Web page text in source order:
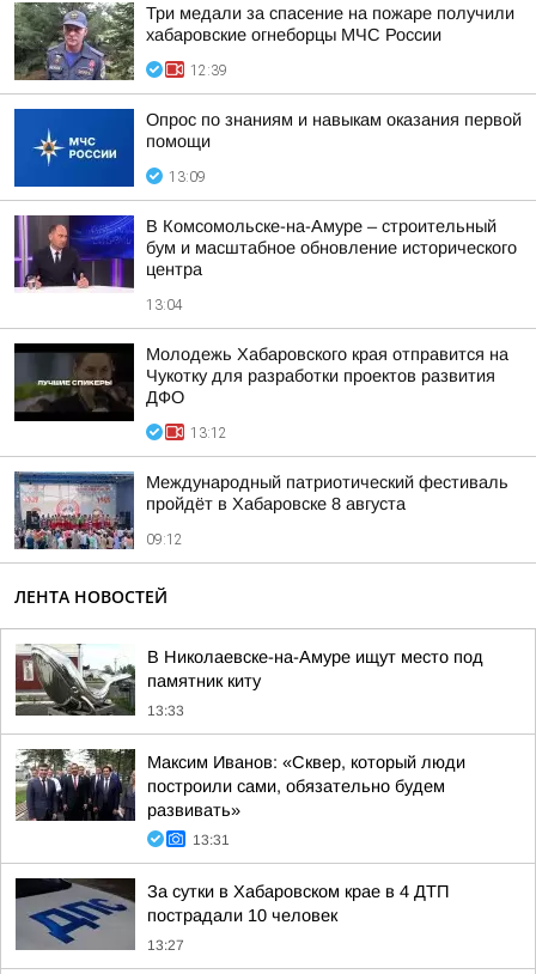
Три медали за спасение на пожаре получили
хабаровские огнеборцы МЧС России
12:39
Опрос по знаниям и навыкам оказания первой
помощи
13:09
В Комсомольске-на-Амуре – строительный
бум и масштабное обновление исторического
центра
13:04
Молодежь Хабаровского края отправится на
Чукотку для разработки проектов развития
ДФО
13:12
Международный патриотический фестиваль
пройдёт в Хабаровске 8 августа
09:12
ЛЕНТА НОВОСТЕЙ
В Николаевске-на-Амуре ищут место под
памятник киту
13:33
Максим Иванов: «Сквер, который люди
построили сами, обязательно будем
развивать»
13:31
За сутки в Хабаровском крае в 4 ДТП
пострадали 10 человек
13:27